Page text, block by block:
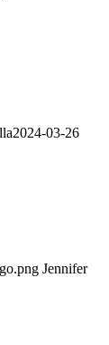
2024-03-26
Jennifer